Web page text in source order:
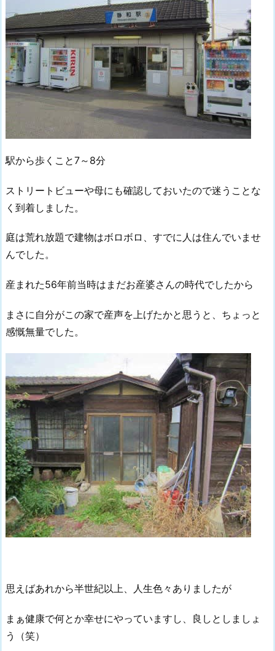
駅から歩くこと7～8分
ストリートビューや母にも確認しておいたので迷うことな
く到着しました。
庭は荒れ放題で建物はボロボロ、すでに人は住んでいませ
んでした。
産まれた56年前当時はまだお産婆さんの時代でしたから
まさに自分がこの家で産声を上げたかと思うと、ちょっと
感慨無量でした。
思えばあれから半世紀以上、人生色々ありましたが
まぁ健康で何とか幸せにやっていますし、良しとしましょ
う（笑）